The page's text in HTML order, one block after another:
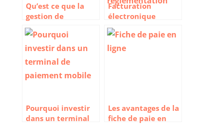
Qu’est ce que la
gestion de
portefeuille de
projets
Facturation
électronique
obligatoire :
comment anticiper
la réglementation ?
Pourquoi investir
dans un terminal
Les avantages de la
fiche de paie en